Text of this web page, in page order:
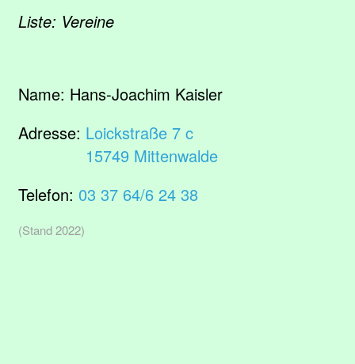
Liste: Vereine
Name: Hans-Joachim Kaisler
Adresse: Loickstraße 7 c
15749 Mittenwalde
Telefon: 03 37 64/6 24 38
(Stand 2022)